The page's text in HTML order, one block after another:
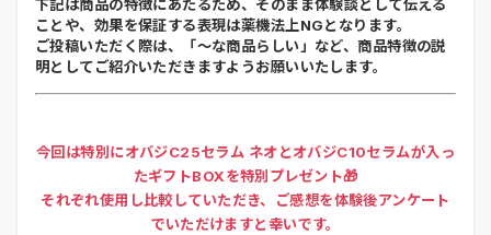
下記は商品の特徴にあたるため、そのまま体験談として伝える
ことや、効果を保証する表現は薬機法上NGとなります。
ご投稿いただく際は、「～な商品らしい」など、商品特徴の説
明としてご紹介いただきますようお願いいたします。
今回は特別にオバジC25セラム ネオとオバジC10セラムが入っ
たギフトBOXを特別プレゼント🎁
それぞれ使用し比較していただき、ご感想を体験後アンケート
でいただけますと幸いです。